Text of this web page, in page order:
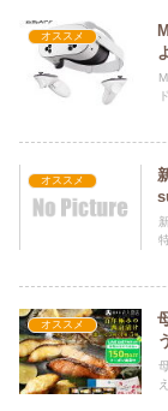
オススメ
オススメ
オススメ
う